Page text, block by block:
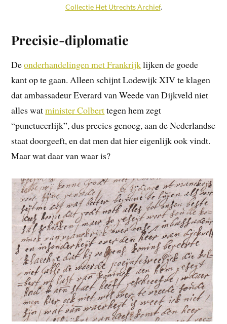
Collectie Het Utrechts Archief.
Precisie-diplomatie
Deonderhandelingen met Frankrijklijken de goede
kant op te gaan. Alleen schijnt Lodewijk XIV te klagen
dat ambassadeur Everard van Weede van Dijkveld niet
alles watminister Colberttegen hem zegt
“punctueerlijk”, dus precies genoeg, aan de Nederlandse
staat doorgeeft, en dat men dat hier eigenlijk ook vindt.
Maar wat daar van waar is?